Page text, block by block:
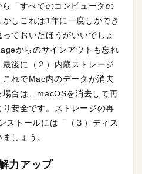
「すべてのコンピュータの
しこれは1年に一度しかでき
ておいたほうがいいでしょ
からのサインアウトも忘れ
後に（２）内蔵ストレージ
れでMac内のデータが消去
合は、macOSを消去して再
安全です。ストレージの再
ストールには「（３）ディス
しょう。
力アップ